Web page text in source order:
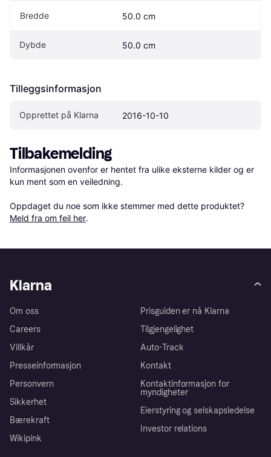
Bredde 50.0 cm
Dybde 50.0 cm
Tilleggsinformasjon
Opprettet på Klarna 2016-10-10
Tilbakemelding
Informasjonen ovenfor er hentet fra ulike eksterne kilder og er
kun ment som en veiledning.
Oppdaget du noe som ikke stemmer med dette produktet?
Meld fra om feil her.
Klarna
Om oss
Careers
Villkår
Presseinformasjon
Personvern
Sikkerhet
Bærekraft
Wikipink
Prisguiden er nå Klarna
Tilgjengelighet
Auto-Track
Kontakt
Kontaktinformasjon for
myndigheter
Eierstyring og selskapsledelse
Investor relations